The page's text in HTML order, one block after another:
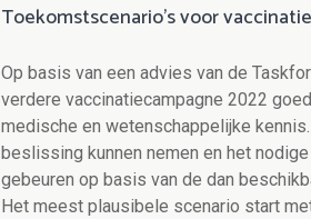
Toekomstscenario’s voor
Op basis van een advies van de
verdere vaccinatiecampagne 2022
medische en wetenschappelijke
beslissing kunnen nemen en het
gebeuren op basis van de dan
Het meest plausibele scenario start